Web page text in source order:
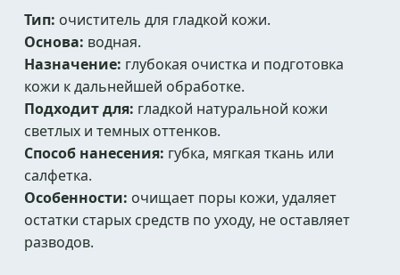
Тип: очиститель для гладкой кожи.
Основа: водная.
Назначение: глубокая очистка и подготовка
кожи к дальнейшей обработке.
Подходит для: гладкой натуральной кожи
светлых и темных оттенков.
Способ нанесения: губка, мягкая ткань или
салфетка.
Особенности: очищает поры кожи, удаляет
остатки старых средств по уходу, не оставляет
разводов.